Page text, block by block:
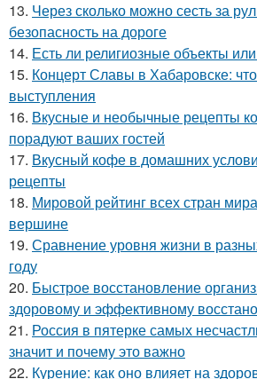
13. Через сколько можно сесть за
безопасность на дороге
14. Есть ли религиозные объекты
15. Концерт Славы в Хабаровске:
выступления
16. Вкусные и необычные рецепты
порадуют ваших гостей
17. Вкусный кофе в домашних
рецепты
18. Мировой рейтинг всех стран
вершине
19. Сравнение уровня жизни в
году
20. Быстрое восстановление
здоровому и эффективному
21. Россия в пятерке самых
значит и почему это важно
22. Курение: как оно влияет на